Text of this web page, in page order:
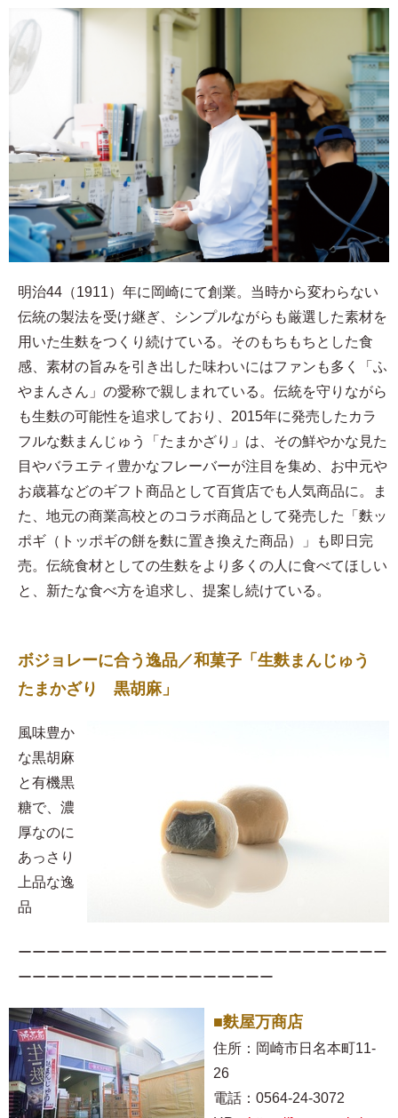
明治44（1911）年に岡崎にて創業。当時から変わらない
伝統の製法を受け継ぎ、シンプルながらも厳選した素材を
用いた生麩をつくり続けている。そのもちもちとした食
感、素材の旨みを引き出した味わいにはファンも多く「ふ
やまんさん」の愛称で親しまれている。伝統を守りながら
も生麩の可能性を追求しており、2015年に発売したカラ
フルな麩まんじゅう「たまかざり」は、その鮮やかな見た
目やバラエティ豊かなフレーバーが注目を集め、お中元や
お歳暮などのギフト商品として百貨店でも人気商品に。ま
た、地元の商業高校とのコラボ商品として発売した「麩ッ
ポギ（トッポギの餅を麩に置き換えた商品）」も即日完
売。伝統食材としての生麩をより多くの人に食べてほしい
と、新たな食べ方を追求し、提案し続けている。
ボジョレーに合う逸品／和菓子「生麩まんじゅう
たまかざり 黒胡麻」
風味豊か
な黒胡麻
と有機黒
糖で、濃
厚なのに
あっさり
上品な逸
品
ーーーーーーーーーーーーーーーーーーーーーーーーーー
ーーーーーーーーーーーーーーーーーー
■麩屋万商店
住所：岡崎市日名本町11-
26
電話：0564-24-3072